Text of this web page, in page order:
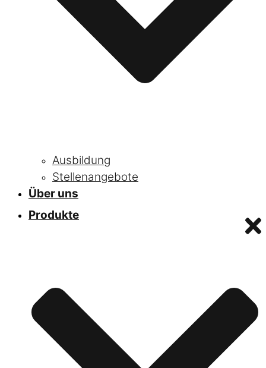
Ausbildung
Stellenangebote
Über uns
Produkte